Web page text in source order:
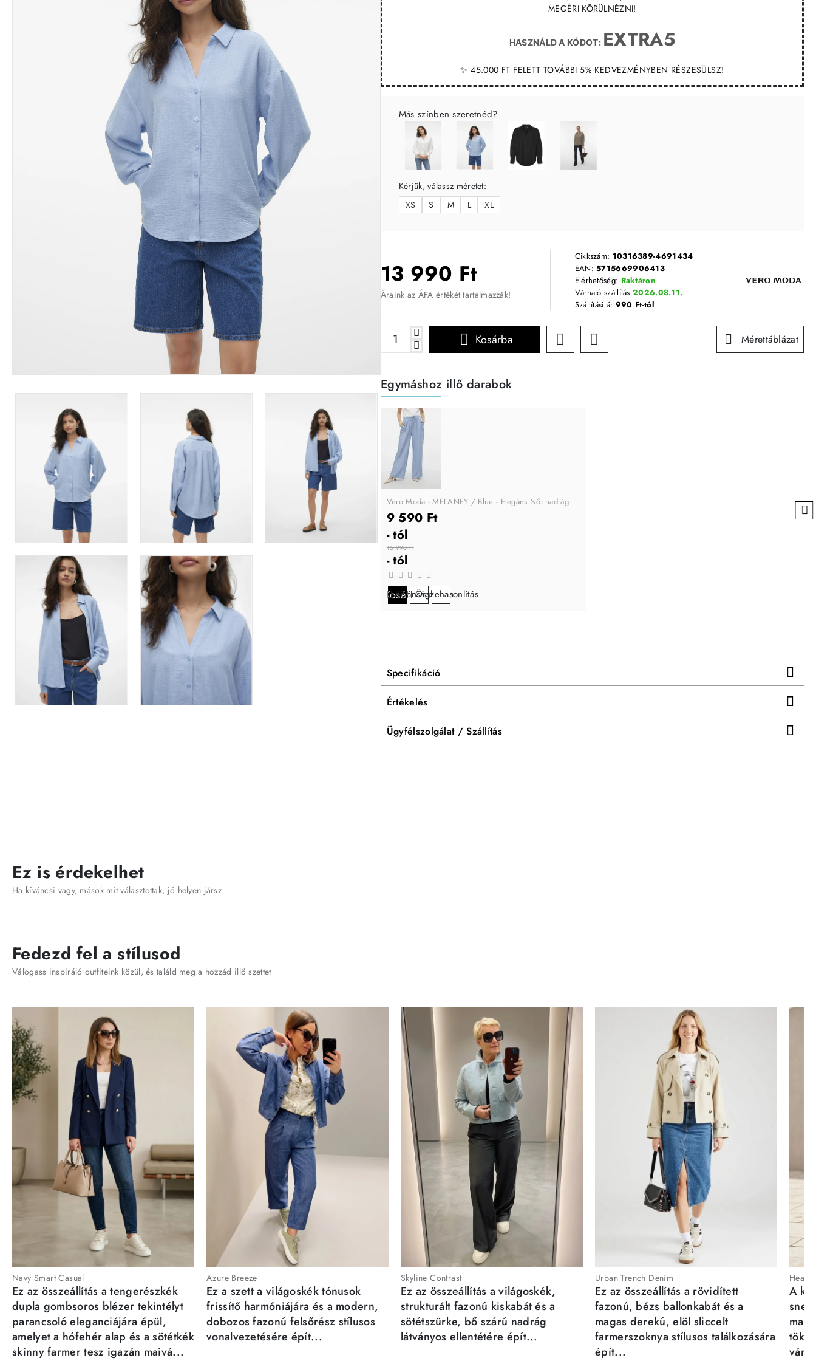
MEGÉRI KÖRÜLNÉZNI!
HASZNÁLD A KÓDOT: EXTRA5
✨ 45.000 FT FELETT TOVÁBBI 5% KEDVEZMÉNYBEN RÉSZESÜLSZ!
13 990 Ft
Áraink az ÁFA értékét tartalmazzák!
Cikkszám: 10316389-4691434
EAN:5715669906413
Elérhetőség: Raktáron
Várható szállítás:2026.08.11.
Szállítási ár:990 Ft-tól
Más színben szeretnéd?
Kérjük, válassz méretet:
XS
S M L XL
Kosárba Mérettáblázat
Egymáshoz illő darabok
Vero Moda - MELANEY / Blue - Elegáns Női nadrág
9 590 Ft
- tól
15 990 Ft
- tól
Kosárba
Kívánságlistára
Összehasonlítás
Specifikáció
Értékelés
Ügyfélszolgálat / Szállítás
Ez is érdekelhet
Ha kíváncsi vagy, mások mit választottak, jó helyen jársz.
Fedezd fel a stílusod
Válogass inspiráló outfiteink közül, és találd meg a hozzád illő szettet
Navy Smart Casual
Ez az összeállítás a tengerészkék
dupla gombsoros blézer tekintélyt
parancsoló eleganciájára épül,
amelyet a hófehér alap és a sötétkék
skinny farmer tesz igazán maivá...
Azure Breeze
Ez a szett a világoskék tónusok
frissítő harmóniájára és a modern,
dobozos fazonú felsőrész stílusos
vonalvezetésére épít...
Skyline Contrast
Ez az összeállítás a világoskék,
strukturált fazonú kiskabát és a
sötétszürke, bő szárú nadrág
látványos ellentétére épít...
Urban Trench Denim
Ez az összeállítás a rövidített
fazonú, bézs ballonkabát és a
magas derekú, elöl sliccelt
farmerszoknya stílusos találkozására
épít...
A